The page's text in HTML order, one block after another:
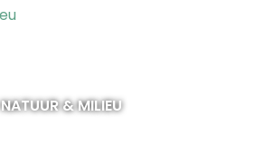
NATUUR & MILIEU